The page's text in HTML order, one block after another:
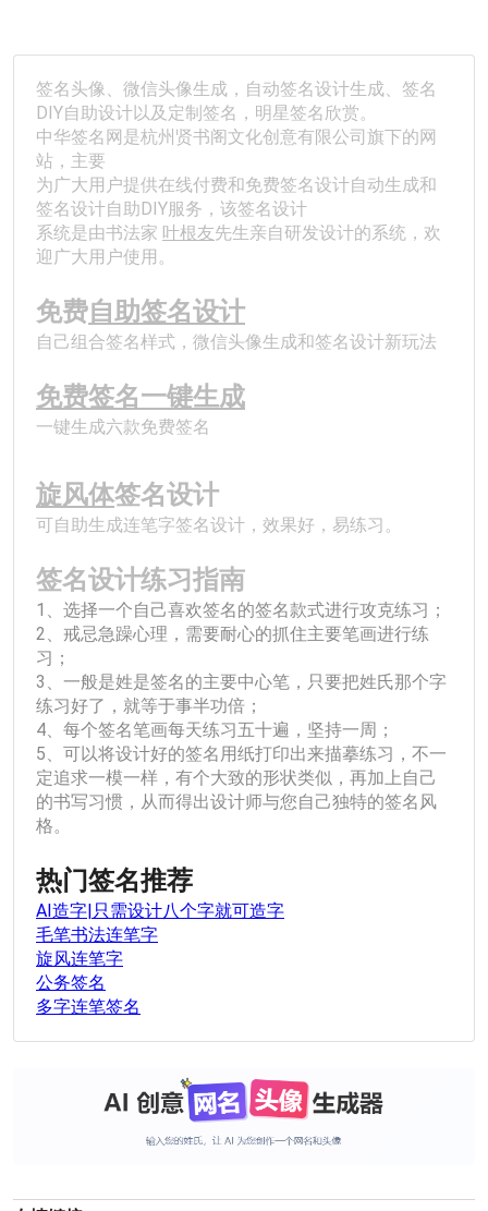
签名头像、微信头像生成，自动签名设计生成、签名
DIY自助设计以及定制签名，明星签名欣赏。
中华签名网是杭州贤书阁文化创意有限公司旗下的网
站，主要
为广大用户提供在线付费和免费签名设计自动生成和
签名设计自助DIY服务，该签名设计
系统是由书法家 叶根友先生亲自研发设计的系统，欢
迎广大用户使用。
免费自助签名设计
自己组合签名样式，微信头像生成和签名设计新玩法
免费签名一键生成
一键生成六款免费签名
﻿旋风体签名设计
可自助生成连笔字签名设计，效果好，易练习。
签名设计练习指南
1、选择一个自己喜欢签名的签名款式进行攻克练习；
2、戒忌急躁心理，需要耐心的抓住主要笔画进行练
习；
3、一般是姓是签名的主要中心笔，只要把姓氏那个字
练习好了，就等于事半功倍；
4、每个签名笔画每天练习五十遍，坚持一周；
5、可以将设计好的签名用纸打印出来描摹练习，不一
定追求一模一样，有个大致的形状类似，再加上自己
的书写习惯，从而得出设计师与您自己独特的签名风
格。
热门签名推荐
AI造字|只需设计八个字就可造字
毛笔书法连笔字
旋风连笔字
公务签名
多字连笔签名